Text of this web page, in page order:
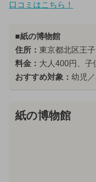
口コミはこちら！
■紙の博物館
住所： 東京都北区王
料金： 大人400円、子
おすすめ対象： 幼児
紙の博物館